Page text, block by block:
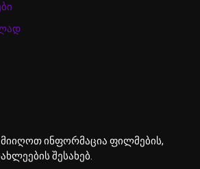
ინფორმაცია ფილმების,
შესახებ.